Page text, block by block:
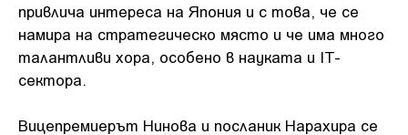
привлича интереса на Япония и с това, че се
намира на стратегическо място и че има много
талантливи хора, особено в науката и IT-
сектора.
Вицепремиерът Нинова и посланик Нарахира се